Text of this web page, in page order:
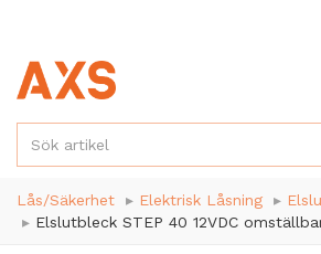
Lås/Säkerhet Elektrisk Låsning
Elslutbleck STEP 40 12VDC